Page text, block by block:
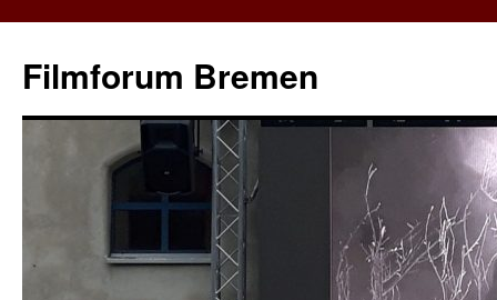
springen
Filmforum Bremen